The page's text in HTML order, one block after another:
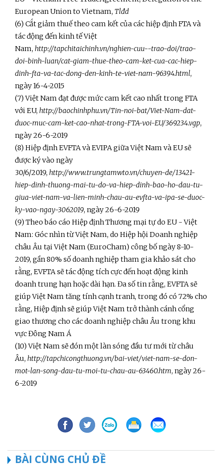
European Union to Vietnam, Tlđd
(6) Cắt giảm thuế theo cam kết của các hiệp định FTA và
tác động đến kinh tế Việt
Nam, http://tapchitaichinh.vn/nghien-cuu--trao-doi/trao-
doi-binh-luan/cat-giam-thue-theo-cam-ket-cua-cac-hiep-
dinh-fta-va-tac-dong-den-kinh-te-viet-nam-96394.html,
ngày 16-4-2015
(7) Việt Nam đạt được mức cam kết cao nhất trong FTA
với EU, http://baochinhphu.vn/Tin-noi-bat/Viet-Nam-dat-
duoc-muc-cam-ket-cao-nhat-trong-FTA-voi-EU/369234.vgp,
ngày 26-6-2019
(8) Hiệp định EVFTA và EVIPA giữa Việt Nam và EU sẽ
được ký vào ngày
30/6/2019, http://www.trungtamwto.vn/chuyen-de/13421-
hiep-dinh-thuong-mai-tu-do-va-hiep-dinh-bao-ho-dau-tu-
giua-viet-nam-va-lien-minh-chau-au-evfta-va-ipa-se-duoc-
ky-vao-ngay-3062019, ngày 26-6-2019
(9) Theo báo cáo Hiệp định Thương mại tự do EU - Việt
Nam: Góc nhìn từ Việt Nam, do Hiệp hội Doanh nghiệp
châu Âu tại Việt Nam (EuroCham) công bố ngày 8-10-
2019, gần 80% số doanh nghiệp tham gia khảo sát cho
rằng, EVFTA sẽ tác động tích cực đến hoạt động kinh
doanh trung hạn hoặc dài hạn. Đa số tin rằng, EVFTA sẽ
giúp Việt Nam tăng tính cạnh tranh, trong đó có 72% cho
rằng, Hiệp định sẽ giúp Việt Nam trở thành cánh cổng
giao thương cho các doanh nghiệp châu Âu trong khu
vực Đông Nam Á
(10) Việt Nam sẽ đón một làn sóng đầu tư mới từ châu
Âu, http://tapchicongthuong.vn/bai-viet/viet-nam-se-don-
mot-lan-song-dau-tu-moi-tu-chau-au-63460.htm, ngày 26-
6-2019
BÀI CÙNG CHỦ ĐỀ